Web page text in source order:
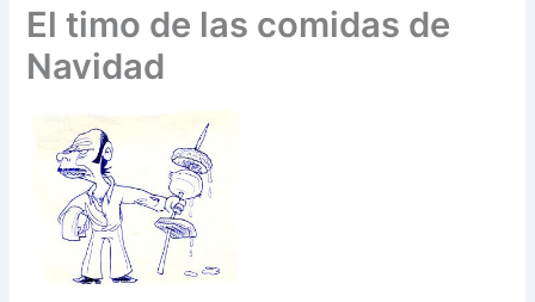
El timo de las comidas de
Navidad